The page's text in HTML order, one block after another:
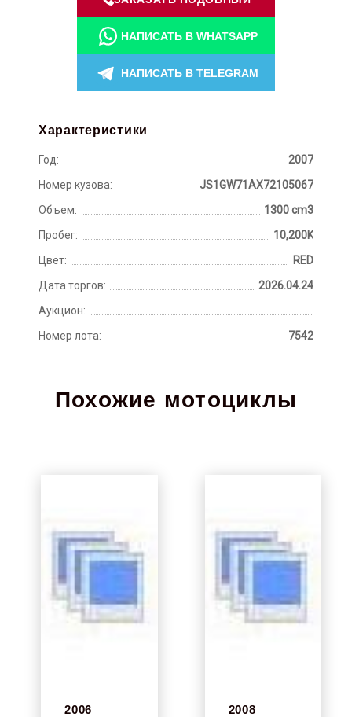
НАПИСАТЬ В WHATSAPP
НАПИСАТЬ В TELEGRAM
Характеристики
Год:
2007
Номер кузова:
JS1GW71AX72105067
Объем:
1300 cm3
Пробег:
10,200K
Цвет:
RED
Дата торгов:
2026.04.24
Аукцион:
Номер лота:
7542
Похожие мотоциклы
2006
2008